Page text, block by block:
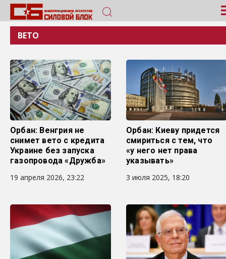
ВЕТО
Орбан: Венгрия не
снимет вето с кредита
Украине без запуска
газопровода «Дружба»
19 апреля 2026, 23:22
Орбан: Киеву придется
смириться с тем, что
«у него нет права
указывать»
3 июля 2025, 18:20